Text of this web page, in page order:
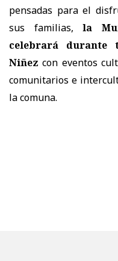
pensadas para el
sus familias,la
celebrará durante
Niñez con eventos
comunitarios e
la comuna.